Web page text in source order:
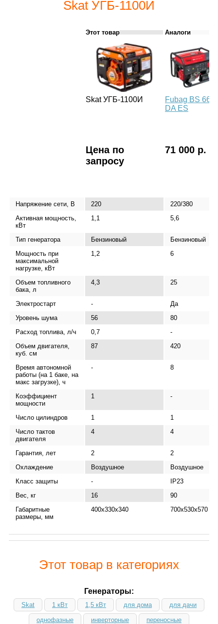
Skat УГБ-1100И
Этот товар Аналоги
Skat УГБ-1100И
Fubag BS
DA ES
Цена по
запросу
71 000 р.
Напряжение сети, В 220
220/380
Активная мощность,
кВт
1,1 5,6
Тип генератора Бензиновый
Бензиновый
Мощность при
максимальной
нагрузке, кВт
1,2 6
Объем топливного
бака, л
4,3 25
Электростарт -
Да
Уровень шума
56
80
Расход топлива, л/ч
0,7
-
Объем двигателя,
куб. см
87 420
Время автономной
работы (на 1 баке, на
макс загрузке), ч
- 8
Коэффициент
мощности
1 -
Число цилиндров 1
1
Число тактов
двигателя
4 4
Гарантия, лет 2
2
Охлаждение
Воздушное
Воздушное
Класс защиты
-
IP23
Вес, кг
16
90
Габаритные
размеры, мм
400x330x340 700х530х570
Этот товар в категориях
Генераторы:
Skat 1 кВт 1,5 кВт для дома для дачи
однофазные инверторные переносные